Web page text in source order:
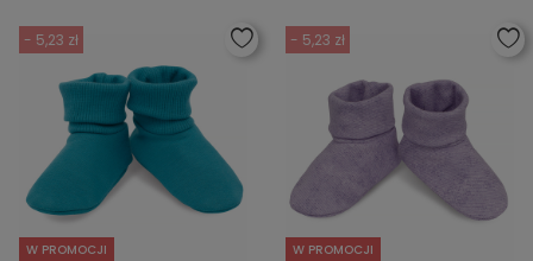
- 5,23 zł
W PROMOCJI
- 5,23 zł
W PROMOCJI